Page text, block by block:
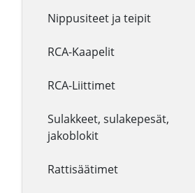
Nippusiteet ja teipit
RCA-Kaapelit
RCA-Liittimet
Sulakkeet, sulakepesät,
jakoblokit
Rattisäätimet